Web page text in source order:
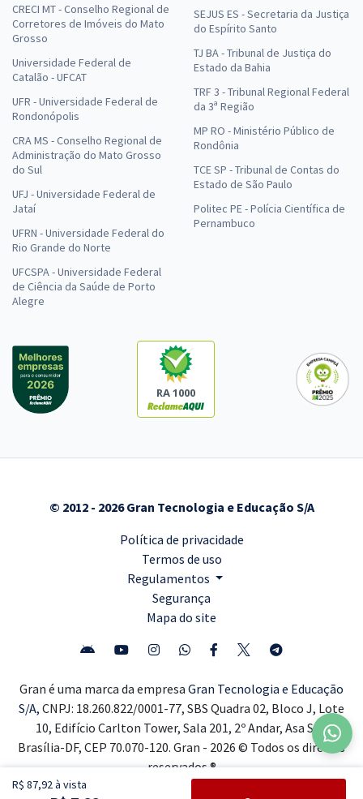
R$ 87,92 à vista
CRECI MT - Conselho Regional de
Corretores de Imóveis do Mato
Grosso
Universidade Federal de
Catalão - UFCAT
UFR - Universidade Federal de
Rondonópolis
CRA MS - Conselho Regional de
Administração do Mato Grosso
do Sul
UFJ - Universidade Federal de
Jataí
UFRN - Universidade Federal do
Rio Grande do Norte
UFCSPA - Universidade Federal
de Ciência da Saúde de Porto
Alegre
SEJUS ES - Secretaria da Justiça
do Espírito Santo
TJ BA - Tribunal de Justiça do
Estado da Bahia
TRF 3 - Tribunal Regional Federal
da 3ª Região
MP RO - Ministério Público de
Rondônia
TCE SP - Tribunal de Contas do
Estado de São Paulo
Politec PE - Polícia Científica de
Pernambuco
RA 1000
© 2012 - 2026 Gran Tecnologia e Educação S/A
Política de privacidade
Termos de uso
Regulamentos
Segurança
Mapa do site
Gran é uma marca da empresa Gran Tecnologia e Educação
S/A, CNPJ: 18.260.822/0001-77, SBS Quadra 02, Bloco J, Lote
10, Edifício Carlton Tower, Sala 201, 2º Andar, Asa Sul,
Brasília-DF, CEP 70.070-120. Gran - 2026 © Todos os direitos
reservados ®